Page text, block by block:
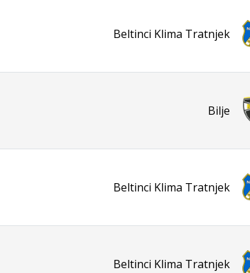
Beltinci Klima Tratnjek
Bilje
Beltinci Klima Tratnjek
Beltinci Klima Tratnjek